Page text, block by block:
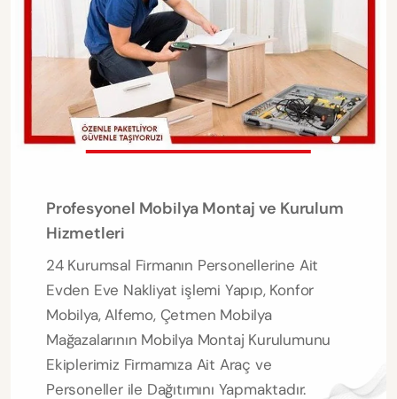
Profesyonel Mobilya Montaj ve Kurulum
Hizmetleri
24 Kurumsal Firmanın Personellerine Ait
Evden Eve Nakliyat işlemi Yapıp, Konfor
Mobilya, Alfemo, Çetmen Mobilya
Mağazalarının Mobilya Montaj Kurulumunu
Ekiplerimiz Firmamıza Ait Araç ve
Personeller ile Dağıtımını Yapmaktadır.